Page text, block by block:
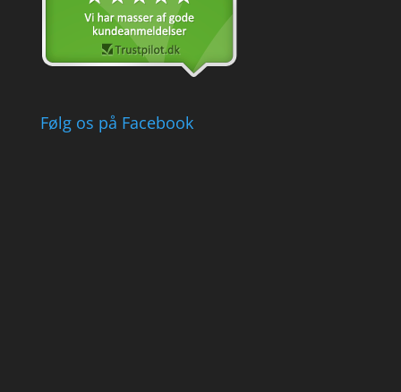
Følg os på Facebook